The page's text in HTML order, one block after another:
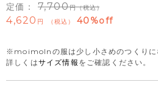
定価： 7,700 （税込）
4,620 税込 40%off
※moimolnの服は少し小さめのつくりに
詳しくはサイズ情報 をご確認ください。